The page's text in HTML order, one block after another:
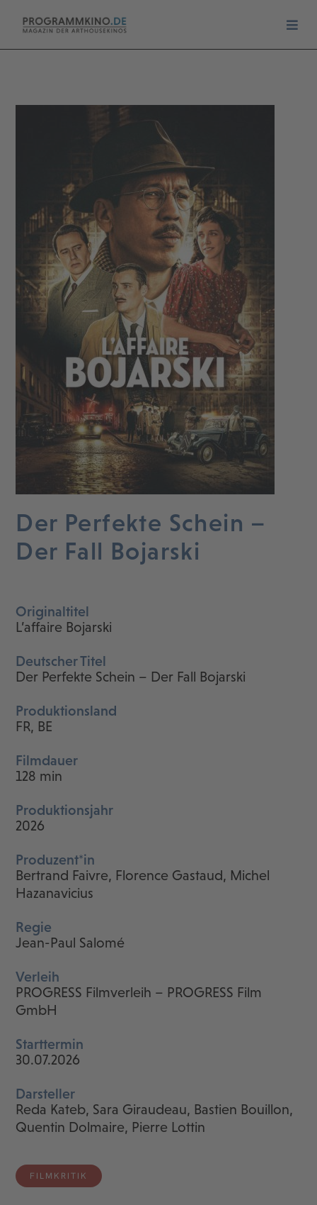
Der Perfekte Schein –
Der Fall Bojarski
Originaltitel
L’affaire Bojarski
Deutscher Titel
Der Perfekte Schein – Der Fall Bojarski
Produktionsland
FR, BE
Filmdauer
128 min
Produktionsjahr
2026
Produzent*in
Bertrand Faivre, Florence Gastaud, Michel
Hazanavicius
Regie
Jean-Paul Salomé
Verleih
PROGRESS Filmverleih – PROGRESS Film
GmbH
Starttermin
30.07.2026
Darsteller
Reda Kateb, Sara Giraudeau, Bastien Bouillon,
Quentin Dolmaire, Pierre Lottin
FILMKRITIK